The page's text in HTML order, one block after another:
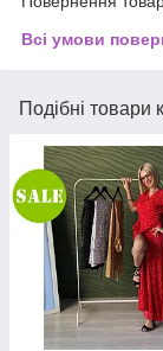
Всі умови
Подібні товари